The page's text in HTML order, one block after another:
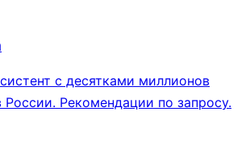
с десятками миллионов
России. Рекомендации по запросу.